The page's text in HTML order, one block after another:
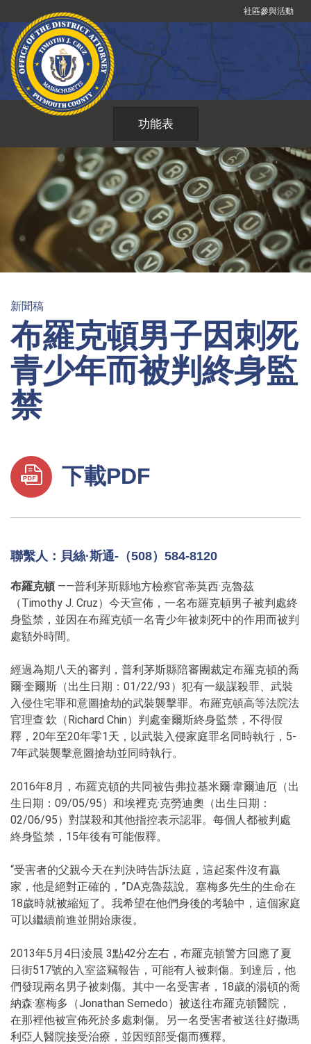
到
內
社區參與活動
功能表
新聞稿
布羅克頓男子因刺死
青少年而被判終身監
禁
下載PDF
聯繫人：貝絲·斯通-（508）584-8120
布羅克頓 ——普利茅斯縣地方檢察官蒂莫西·克魯茲
（Timothy J. Cruz）今天宣佈，一名布羅克頓男子被判處終
身監禁，並因在布羅克頓一名青少年被刺死中的作用而被判
處額外時間。
經過為期八天的審判，普利茅斯縣陪審團裁定布羅克頓的喬
爾·奎爾斯（出生日期：01/22/93）犯有一級謀殺罪、武裝
入侵住宅罪和意圖搶劫的武裝襲擊罪。布羅克頓高等法院法
官理查·欽（Richard Chin）判處奎爾斯終身監禁，不得假
釋，20年至20年零1天，以武裝入侵家庭罪名同時執行，5-
7年武裝襲擊意圖搶劫並同時執行。
2016年8月，布羅克頓的共同被告弗拉基米爾·韋爾迪厄（出
生日期：09/05/95）和埃裡克·克勞迪奧（出生日期：
02/06/95）對謀殺和其他指控表示認罪。每個人都被判處
終身監禁，15年後有可能假釋。
“受害者的父親今天在判決時告訴法庭，這起案件沒有贏
家，他是絕對正確的，”DA克魯茲說。塞梅多先生的生命在
18歲時就被縮短了。我希望在他們身後的考驗中，這個家庭
可以繼續前進並開始康復。
2013年5月4日淩晨 3點42分左右，布羅克頓警方回應了夏
日街517號的入室盜竊報告，可能有人被刺傷。到達后，他
們發現兩名男子被刺傷。其中一名受害者，18歲的湯頓的喬
納森·塞梅多（Jonathan Semedo）被送往布羅克頓醫院，
在那裡他被宣佈死於多處刺傷。另一名受害者被送往好撒瑪
利亞人醫院接受治療，並因頸部受傷而獲釋。